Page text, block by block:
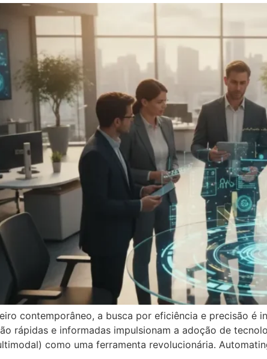
contemporâneo, a busca por eficiência e precisão é
rápidas e informadas impulsionam a adoção de
como uma ferramenta revolucionária.